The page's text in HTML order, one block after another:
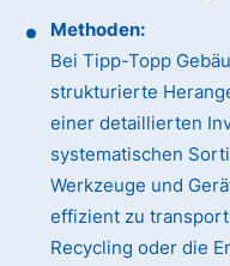
Methoden:
Bei Tipp-Topp
strukturierte
einer detaillierten
systematischen
Werkzeuge und
effizient zu
Recycling oder die